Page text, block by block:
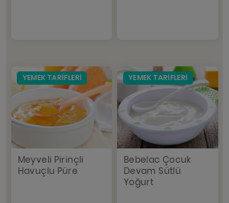
Meyveli Pirinçli
Havuçlu Püre
YEMEK TARIFLERI
Bebelac Çocuk
Devam Sütlü
Yoğurt
YEMEK TARIFLERI